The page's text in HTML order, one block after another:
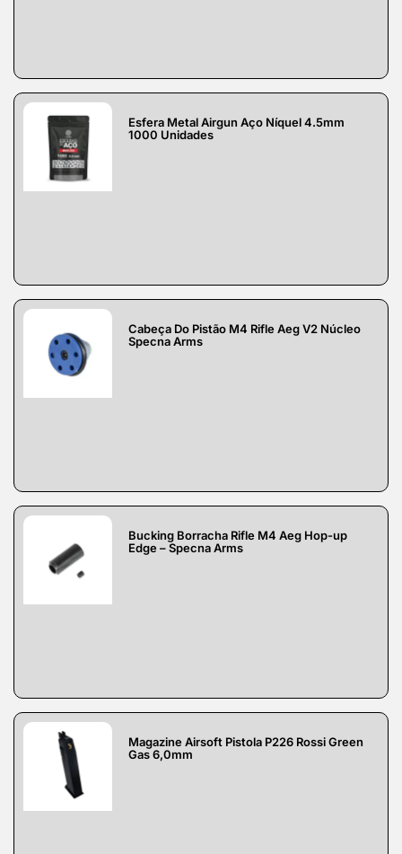
Esfera Metal Airgun Aço Níquel 4.5mm
1000 Unidades
Cabeça Do Pistão M4 Rifle Aeg V2 Núcleo
Specna Arms
Bucking Borracha Rifle M4 Aeg Hop-up
Edge – Specna Arms
Magazine Airsoft Pistola P226 Rossi Green
Gas 6,0mm